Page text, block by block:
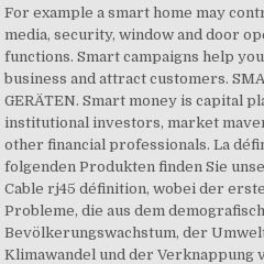
For example a smart home may
media, security, window and door
functions. Smart campaigns help
business and attract customers.
GERÄTEN. Smart money is capital
institutional investors, market
other financial professionals. La
folgenden Produkten finden Sie
Cable rj45 définition, wobei der
Probleme, die aus dem
Bevölkerungswachstum, der
Klimawandel und der Verknappung